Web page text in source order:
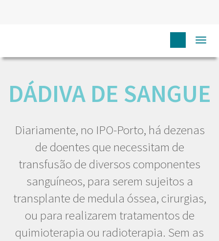
DÁDIVA DE SANGUE
Diariamente, no IPO-Porto, há dezenas
de doentes que necessitam de
transfusão de diversos componentes
sanguíneos, para serem sujeitos a
transplante de medula óssea, cirurgias,
ou para realizarem tratamentos de
quimioterapia ou radioterapia. Sem as